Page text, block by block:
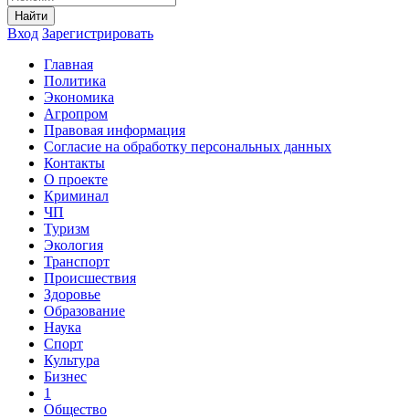
Найти
Вход Зарегистрировать
Главная
Политика
Экономика
Агропром
Правовая информация
Согласие на обработку персональных данных
Контакты
О проекте
Криминал
ЧП
Туризм
Экология
Транспорт
Происшествия
Здоровье
Образование
Наука
Спорт
Культура
Бизнес
1
Общество